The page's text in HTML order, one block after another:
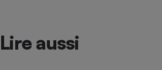
Lire aussi